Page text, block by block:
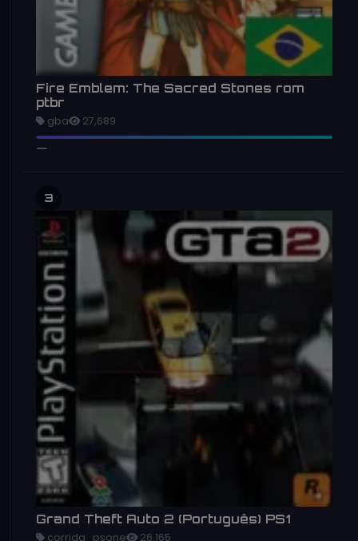
Fire Emblem: The Sacred Stones rom
ptbr
gba 27,689
3
Grand Theft Auto 2 (Português) PS1
corrida_psone 26,165